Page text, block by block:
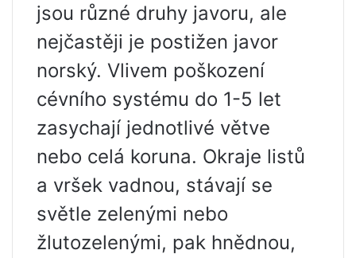
jsou různé druhy javoru, ale
nejčastěji je postižen javor
norský. Vlivem poškození
cévního systému do 1-5 let
zasychají jednotlivé větve
nebo celá koruna. Okraje listů
a vršek vadnou, stávají se
světle zelenými nebo
žlutozelenými, pak hnědnou,